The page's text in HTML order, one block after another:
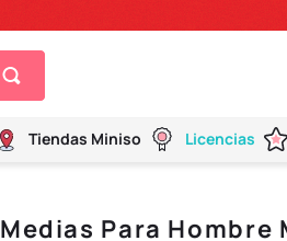
Tiendas Miniso Licencias
Medias Para